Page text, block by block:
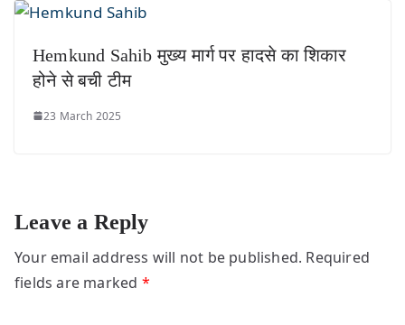
Hemkund Sahib मुख्य मार्ग पर हादसे का शिकार
होने से बची टीम
23 March 2025
Leave a Reply
Your email address will not be published. Required
fields are marked *